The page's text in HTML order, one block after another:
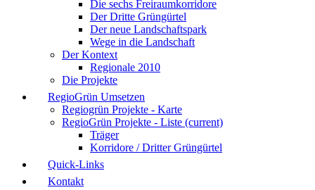
Die sechs Freiraumkorridore
Der Dritte Grüngürtel
Der neue Landschaftspark
Wege in die Landschaft
Der Kontext
Regionale 2010
Die Projekte
RegioGrün Umsetzen
Regiogrün Projekte - Karte
RegioGrün Projekte - Liste (current)
Träger
Korridore / Dritter Grüngürtel
Quick-Links
Kontakt